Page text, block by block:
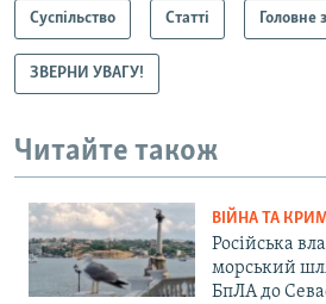
Суспільство Статті Головне
ЗВЕРНИ УВАГУ!
Читайте також
ВІЙНА ТА
Російська
морський
БпЛА до